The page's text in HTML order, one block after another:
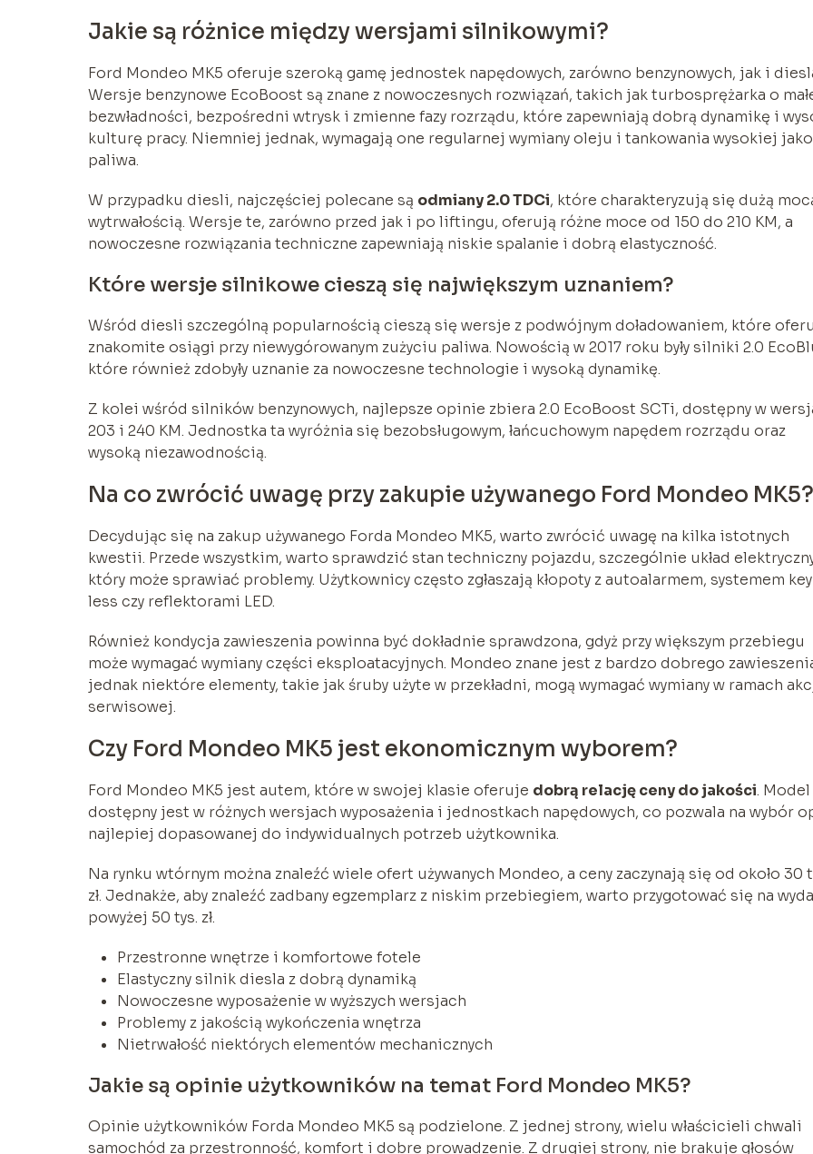
Jakie są różnice między wersjami silnikowymi?
Ford Mondeo MK5 oferuje szeroką gamę jednostek napędowych, zarówno benzynowych, jak i
Wersje benzynowe EcoBoost są znane z nowoczesnych rozwiązań, takich jak turbosprężarka o
bezwładności, bezpośredni wtrysk i zmienne fazy rozrządu, które zapewniają dobrą dynamikę i
kulturę pracy. Niemniej jednak, wymagają one regularnej wymiany oleju i tankowania wysokiej
paliwa.
W przypadku diesli, najczęściej polecane są odmiany 2.0 TDCi, które charakteryzują się dużą
wytrwałością. Wersje te, zarówno przed jak i po liftingu, oferują różne moce od 150 do 210 KM, a
nowoczesne rozwiązania techniczne zapewniają niskie spalanie i dobrą elastyczność.
Które wersje silnikowe cieszą się największym uznaniem?
Wśród diesli szczególną popularnością cieszą się wersje z podwójnym doładowaniem, które
znakomite osiągi przy niewygórowanym zużyciu paliwa. Nowością w 2017 roku były silniki 2.0
które również zdobyły uznanie za nowoczesne technologie i wysoką dynamikę.
Z kolei wśród silników benzynowych, najlepsze opinie zbiera 2.0 EcoBoost SCTi, dostępny w
203 i 240 KM. Jednostka ta wyróżnia się bezobsługowym, łańcuchowym napędem rozrządu oraz
wysoką niezawodnością.
Na co zwrócić uwagę przy zakupie używanego Ford Mondeo MK5?
Decydując się na zakup używanego Forda Mondeo MK5, warto zwrócić uwagę na kilka istotnych
kwestii. Przede wszystkim, warto sprawdzić stan techniczny pojazdu, szczególnie układ
który może sprawiać problemy. Użytkownicy często zgłaszają kłopoty z autoalarmem, systemem
less czy reflektorami LED.
Również kondycja zawieszenia powinna być dokładnie sprawdzona, gdyż przy większym przebiegu
może wymagać wymiany części eksploatacyjnych. Mondeo znane jest z bardzo dobrego
jednak niektóre elementy, takie jak śruby użyte w przekładni, mogą wymagać wymiany w ramach
serwisowej.
Czy Ford Mondeo MK5 jest ekonomicznym wyborem?
Ford Mondeo MK5 jest autem, które w swojej klasie oferuje dobrą relację ceny do jakości.
dostępny jest w różnych wersjach wyposażenia i jednostkach napędowych, co pozwala na wybór
najlepiej dopasowanej do indywidualnych potrzeb użytkownika.
Na rynku wtórnym można znaleźć wiele ofert używanych Mondeo, a ceny zaczynają się od około 30
zł. Jednakże, aby znaleźć zadbany egzemplarz z niskim przebiegiem, warto przygotować się na
powyżej 50 tys. zł.
Przestronne wnętrze i komfortowe fotele
Elastyczny silnik diesla z dobrą dynamiką
Nowoczesne wyposażenie w wyższych wersjach
Problemy z jakością wykończenia wnętrza
Nietrwałość niektórych elementów mechanicznych
Jakie są opinie użytkowników na temat Ford Mondeo MK5?
Opinie użytkowników Forda Mondeo MK5 są podzielone. Z jednej strony, wielu właścicieli chwali
samochód za przestronność, komfort i dobre prowadzenie. Z drugiej strony, nie brakuje głosów